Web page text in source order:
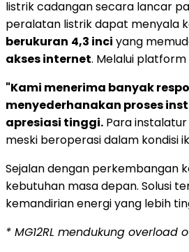
listrik cadangan secara lancar
peralatan listrik dapat menyala
berukuran 4,3 inci yang
akses internet. Melalui
"Kami menerima banyak
menyederhanakan proses
apresiasi tinggi. Para
meski beroperasi dalam kondisi
Sejalan dengan perkembangan
kebutuhan masa depan. Solusi
kemandirian energi yang lebih
* MG12RL mendukung overload